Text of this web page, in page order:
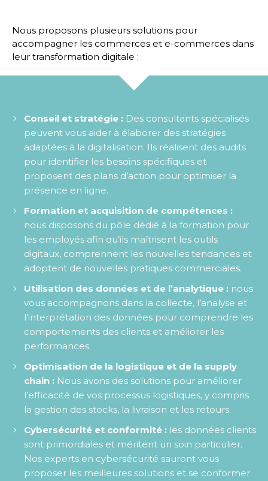
Nous proposons plusieurs solutions pour
accompagner les commerces et e-commerces dans
leur transformation digitale :
Conseil et stratégie : Des consultants spécialisés
peuvent vous aider à élaborer des stratégies
adaptées à la digitalisation. Ils réalisent des audits
pour identifier les besoins spécifiques et
proposent des plans d’action pour optimiser la
présence en ligne.
Formation et acquisition de compétences :
nous disposons du pôle dédié à la formation pour
les employés afin qu’ils maîtrisent les outils
digitaux, comprennent les nouvelles tendances et
adoptent de nouvelles pratiques commerciales.
Utilisation des données et de l’analytique : nous
vous accompagnons dans la collecte, l’analyse et
l’interprétation des données pour comprendre les
comportements des clients et améliorer les
performances.
Optimisation de la logistique et de la supply
chain : Nous avons des solutions pour améliorer
l’efficacité de vos processus logistiques, y compris
la gestion des stocks, la livraison et les retours.
Cybersécurité et conformité : les données clients
sont primordiales et méritent un soin particulier.
Nos experts en cybersécurité sauront vous
proposer les meilleures solutions et se conformer